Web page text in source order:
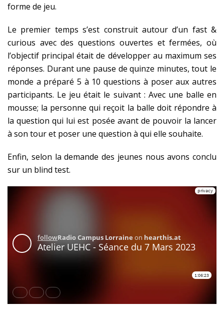
forme de jeu.
Le premier temps s’est construit autour d’un fast &
curious avec des questions ouvertes et fermées, où
l’objectif principal était de développer au maximum ses
réponses. Durant une pause de quinze minutes, tout le
monde a préparé 5 à 10 questions à poser aux autres
participants. Le jeu était le suivant : Avec une balle en
mousse; la personne qui reçoit la balle doit répondre à
la question qui lui est posée avant de pouvoir la lancer
à son tour et poser une question à qui elle souhaite.
Enfin, selon la demande des jeunes nous avons conclu
sur un blind test.